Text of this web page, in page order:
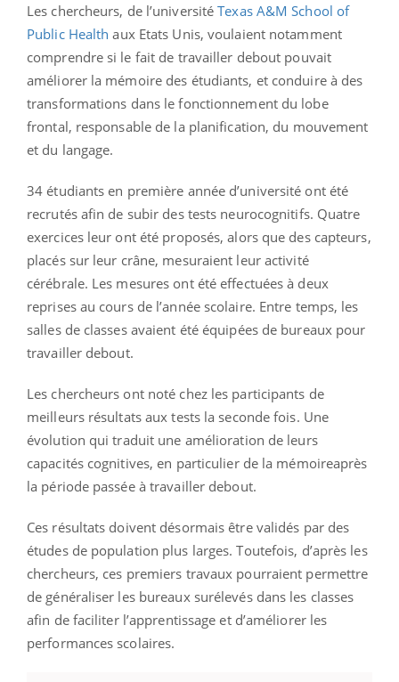
Les chercheurs, de l’universitéTexas A&M School of
Public Healthaux Etats Unis, voulaient notamment
comprendre si le fait de travailler debout pouvait
améliorer la mémoire des étudiants, et conduire à des
transformations dans le fonctionnement du lobe
frontal, responsable de la planification, du mouvement
et du langage.
34 étudiants en première année d’université ont été
recrutés afin de subir des tests neurocognitifs. Quatre
exercices leur ont été proposés, alors que des capteurs,
placés sur leur crâne, mesuraient leur activité
cérébrale. Les mesures ont été effectuées à deux
reprises au cours de l’année scolaire. Entre temps, les
salles de classes avaient été équipées de bureaux pour
travailler debout.
Les chercheurs ont noté chez les participants de
meilleurs résultats aux tests la seconde fois. Une
évolution qui traduit une amélioration de leurs
capacités cognitives, en particulier de la mémoireaprès
la période passée à travailler debout.
Ces résultats doivent désormais être validés par des
études de population plus larges. Toutefois, d’après les
chercheurs, ces premiers travaux pourraient permettre
de généraliser les bureaux surélevés dans les classes
afin de faciliter l’apprentissage et d’améliorer les
performances scolaires.